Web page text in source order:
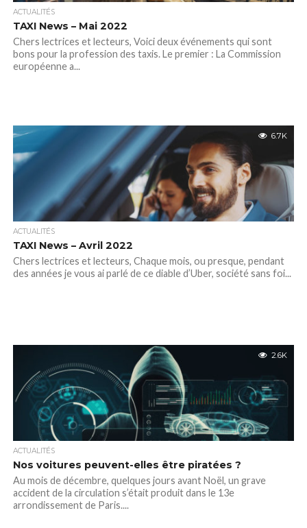
ACTUALITÉS
TAXI News – Mai 2022
Chers lectrices et lecteurs, Voici deux événements qui sont
bons pour la profession des taxis. Le premier : La Commission
européenne a...
6.7K
ACTUALITÉS
TAXI News – Avril 2022
Chers lectrices et lecteurs, Chaque mois, ou presque, pendant
des années je vous ai parlé de ce diable d’Uber, société sans foi...
2.6K
ACTUALITÉS
Nos voitures peuvent-elles être piratées ?
Au mois de décembre, quelques jours avant Noël, un grave
accident de la circulation s’était produit dans le 13e
arrondissement de Paris....